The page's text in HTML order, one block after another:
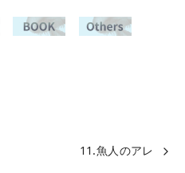
11.魚人のアレ